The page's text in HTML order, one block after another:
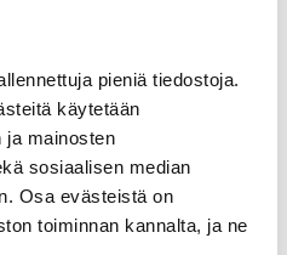
pieniä tiedostoja.
käytetään
ja mainosten
sosiaalisen median
Osa evästeistä on
toiminnan kannalta, ja ne
Suomi